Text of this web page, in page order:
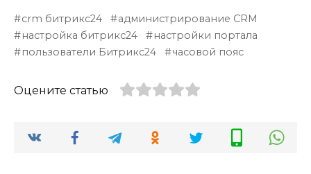
crm битрикс24
администрирование CRM
настройка битрикс24
настройки портала
пользователи Битрикс24
часовой пояс
Оцените статью